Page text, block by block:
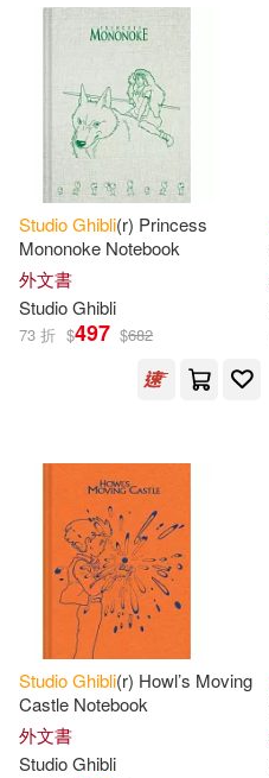
StudioGhibli(r) Princess
Mononoke Notebook
外文書
StudioGhibli
73 折 $497 $682
StudioGhibli(r) Howl’s Moving
Castle Notebook
外文書
StudioGhibli